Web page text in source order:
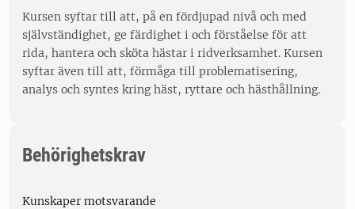
Kursen syftar till att, på en fördjupad nivå och med
självständighet, ge färdighet i och förståelse för att
rida, hantera och sköta hästar i ridverksamhet. Kursen
syftar även till att, förmåga till problematisering,
analys och syntes kring häst, ryttare och hästhållning.
Behörighetskrav
Kunskaper motsvarande